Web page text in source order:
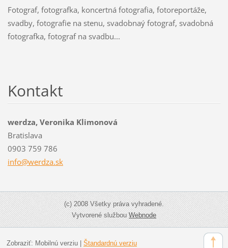
Fotograf, fotografka, koncertná fotografia, fotoreportáže,
svadby, fotografie na stenu, svadobnaý fotograf, svadobná
fotografka, fotograf na svadbu...
Kontakt
werdza, Veronika Klimonová
Bratislava
0903 759 786
info@werdza.sk
(c) 2008 Všetky práva vyhradené.
Vytvorené službouWebnode
Zobraziť: Mobilnú verziu| Štandardnú verziu